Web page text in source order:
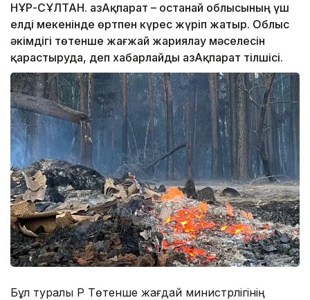
НҰР-СҰЛТАН. ҚазАқпарат – Қостанай облысының үш
елді мекенінде өртпен күрес жүріп жатыр. Облыс
әкімдігі төтенше жағжай жариялау мәселесін
қарастыруда, деп хабарлайды ҚазАқпарат тілшісі.
Бұл туралы ҚР Төтенше жағдай министрлігінің